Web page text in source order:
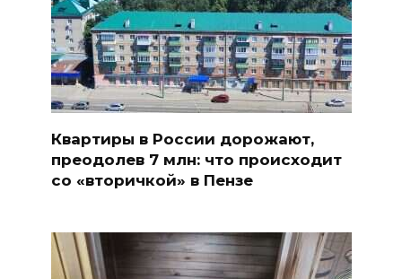
Квартиры в России дорожают,
преодолев 7 млн: что происходит
со «вторичкой» в Пензе